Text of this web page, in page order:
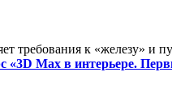
требования к «железу» и
«3D Max в интерьере.